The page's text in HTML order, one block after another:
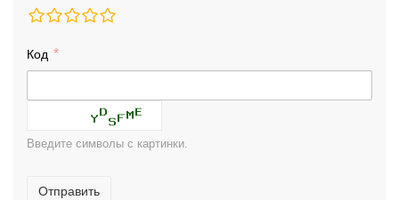
Код
Введите символы с картинки.
Отправить